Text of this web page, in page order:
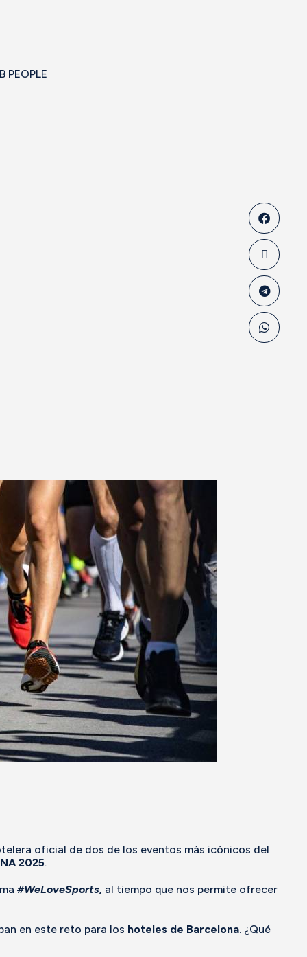
PEOPLE
oficial de dos de los eventos más icónicos del
2025.
#WeLoveSports, al tiempo que nos permite ofrecer
en este reto para los hoteles de Barcelona. ¿Qué